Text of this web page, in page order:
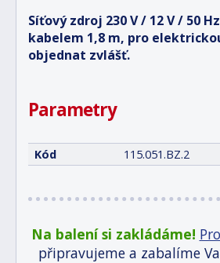
Síťový zdroj 230 V / 12 V / 50
kabelem 1,8 m, pro
objednat zvlášť.
Parametry
Kód 115.051.BZ.2
Na balení si zakládáme!
připravujeme a zabalíme